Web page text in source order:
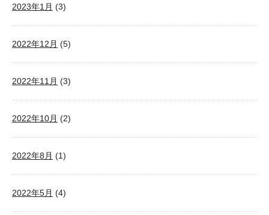
2023年1月 (3)
2022年12月 (5)
2022年11月 (3)
2022年10月 (2)
2022年8月 (1)
2022年5月 (4)